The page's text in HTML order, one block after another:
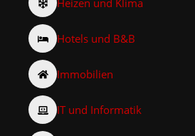
Hotels und B&B
Immobilien
IT und Informatik